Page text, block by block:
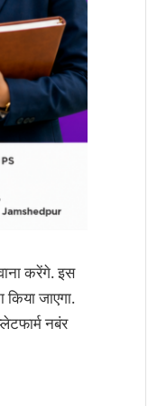
करेंगे. इस
जाएगा.
नबंर